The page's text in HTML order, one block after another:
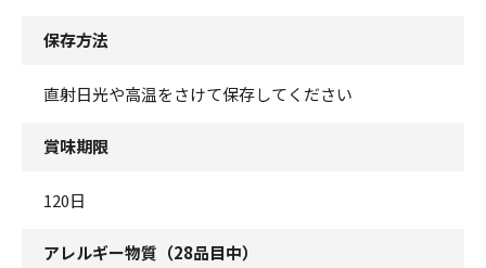
保存方法
直射日光や高温をさけて保存してください
賞味期限
120日
アレルギー物質（28品目中）